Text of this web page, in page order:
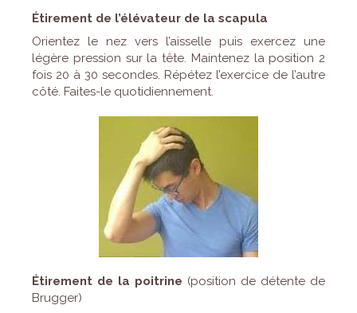
Étirement de l’élévateur de la scapula
Orientez le nez vers l’aisselle puis exercez une
légère pression sur la tête. Maintenez la position 2
fois 20 à 30 secondes. Répétez l’exercice de l’autre
côté. Faites-le quotidiennement.
Étirement de la poitrine (position de détente de
Brugger)